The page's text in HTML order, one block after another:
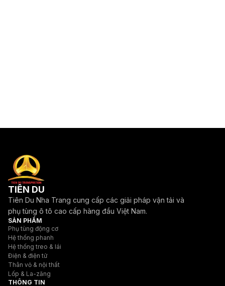
TIÊN DU
Tiên Du Nha Trang cung cấp các giải pháp vận tải và
phụ tùng ô tô cao cấp hàng đầu Việt Nam.
SẢN PHẨM
Phụ tùng động cơ
Hệ thống phanh
Hệ thống treo & lái
Điện & điện tử
Thân vỏ & nội thất
Lốp & La-zăng
THÔNG TIN